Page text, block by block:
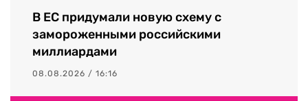
В ЕС придумали новую схему с
замороженными российскими
миллиардами
08.08.2026 / 16:16